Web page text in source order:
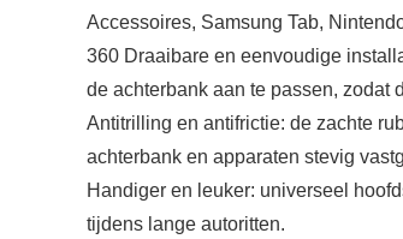
Accessoires, Samsung Tab,
360 Draaibare en eenvoudige
de achterbank aan te passen, zodat
Antitrilling en antifrictie: de zachte
achterbank en apparaten stevig
Handiger en leuker: universeel
tijdens lange autoritten.